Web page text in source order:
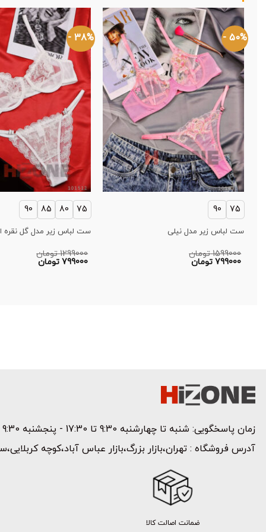
50% -
75
90
ست لباس زیر مدل نیلی
1599000 تومان
قیمت
799000 تومان
38% -
75
80
85
90
ست لباس زیر مدل گل نقره
1299000 تومان
قیمت
799000 تومان
زمان پاسخگویی: شنبه تا چهارشنبه 9:30 تا 17:30 - پنجشنبه 9:30 تا 15 | تلفن پشتیبانی:
آدرس فروشگاه : تهران،بازار بزرگ،بازار عباس آباد،کوچه
ضمانت اصالت کالا